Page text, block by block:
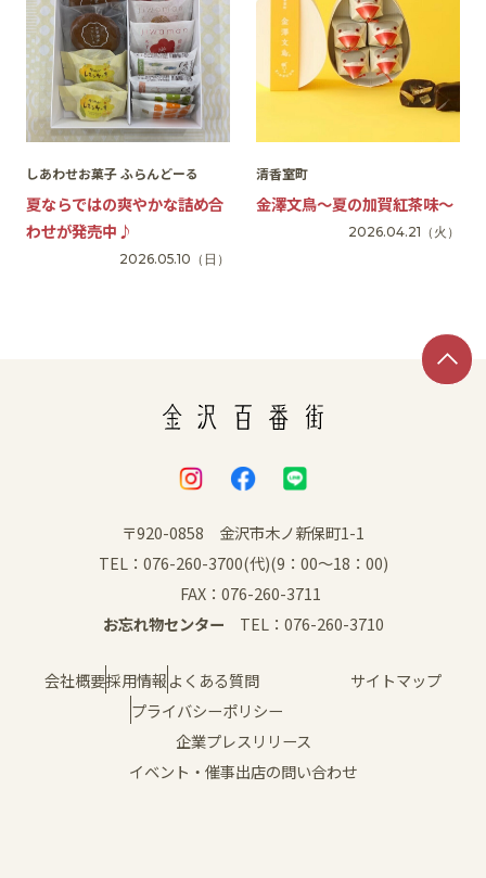
しあわせお菓子 ふらんどーる
夏ならではの爽やかな詰め合
わせが発売中♪
2026.05.10 （日）
清香室町
金澤文鳥〜夏の加賀紅茶味〜
2026.04.21 （火）
〒920-0858 金沢市木ノ新保町1-1
TEL：076-260-3700(代)(9：00～18：00)
FAX：076-260-3711
お忘れ物センター TEL：076-260-3710
会社概要採用情報よくある質問
サイトマップ
プライバシーポリシー
企業プレスリリース
イベント・催事出店の問い合わせ